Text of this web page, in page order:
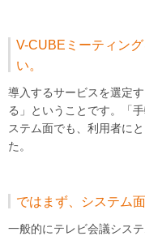
V-CUBEミーティン
い。
導入するサービスを選定
る」ということです。「
ステム面でも、利用者に
た。
ではまず、システム
一般的にテレビ会議シス